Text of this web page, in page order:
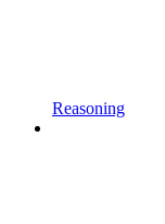
Reasoning